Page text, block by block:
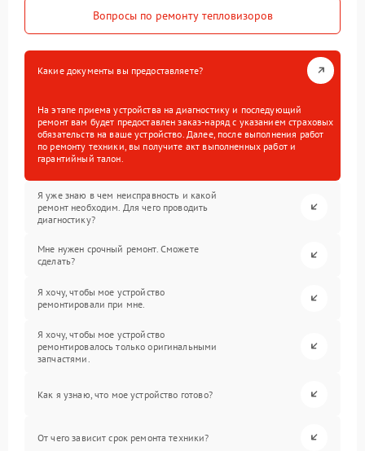
Вопросы по ремонту тепловизоров
Какие документы вы предоставляете?
На этапе приема устройства на диагностику и последующий
ремонт вам будет предоставлен заказ-наряд с указанием страховых
обязательств на ваше устройство. Далее, после выполнения работ
по ремонту техники, вы получите акт выполненных работ и
гарантийный талон.
Я уже знаю в чем неисправность и какой
ремонт необходим. Для чего проводить
диагностику?
Мне нужен срочный ремонт. Сможете
сделать?
Я хочу, чтобы мое устройство
ремонтировали при мне.
Я хочу, чтобы мое устройство
ремонтировалось только оригинальными
запчастями.
Как я узнаю, что мое устройство готово?
От чего зависит срок ремонта техники?